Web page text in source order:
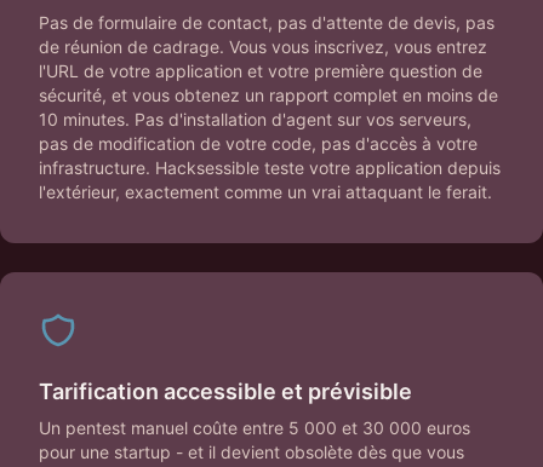
Pas de formulaire de contact, pas d'attente de devis, pas
de réunion de cadrage. Vous vous inscrivez, vous entrez
l'URL de votre application et votre première question de
sécurité, et vous obtenez un rapport complet en moins de
10 minutes. Pas d'installation d'agent sur vos serveurs,
pas de modification de votre code, pas d'accès à votre
infrastructure. Hacksessible teste votre application depuis
l'extérieur, exactement comme un vrai attaquant le ferait.
Tarification accessible et prévisible
Un pentest manuel coûte entre 5 000 et 30 000 euros
pour une startup - et il devient obsolète dès que vous